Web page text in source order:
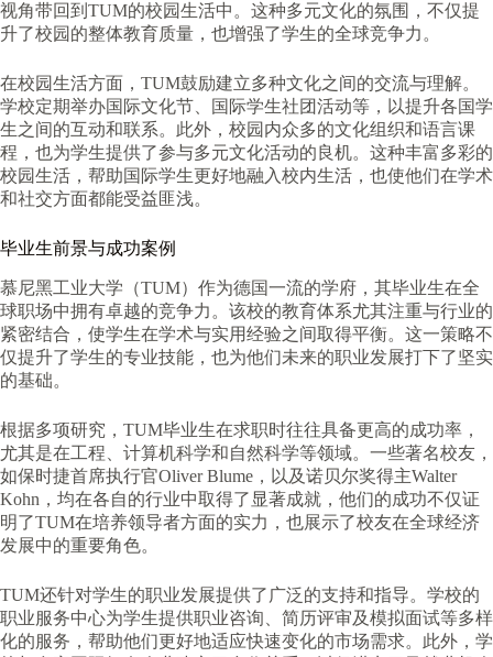
视角带回到TUM的校园生活中。这种多元文化的氛围，不仅提
升了校园的整体教育质量，也增强了学生的全球竞争力。
在校园生活方面，TUM鼓励建立多种文化之间的交流与理解。
学校定期举办国际文化节、国际学生社团活动等，以提升各国学
生之间的互动和联系。此外，校园内众多的文化组织和语言课
程，也为学生提供了参与多元文化活动的良机。这种丰富多彩的
校园生活，帮助国际学生更好地融入校内生活，也使他们在学术
和社交方面都能受益匪浅。
毕业生前景与成功案例
慕尼黑工业大学（TUM）作为德国一流的学府，其毕业生在全
球职场中拥有卓越的竞争力。该校的教育体系尤其注重与行业的
紧密结合，使学生在学术与实用经验之间取得平衡。这一策略不
仅提升了学生的专业技能，也为他们未来的职业发展打下了坚实
的基础。
根据多项研究，TUM毕业生在求职时往往具备更高的成功率，
尤其是在工程、计算机科学和自然科学等领域。一些著名校友，
如保时捷首席执行官Oliver Blume，以及诺贝尔奖得主Walter
Kohn，均在各自的行业中取得了显著成就，他们的成功不仅证
明了TUM在培养领导者方面的实力，也展示了校友在全球经济
发展中的重要角色。
TUM还针对学生的职业发展提供了广泛的支持和指导。学校的
职业服务中心为学生提供职业咨询、简历评审及模拟面试等多样
化的服务，帮助他们更好地适应快速变化的市场需求。此外，学